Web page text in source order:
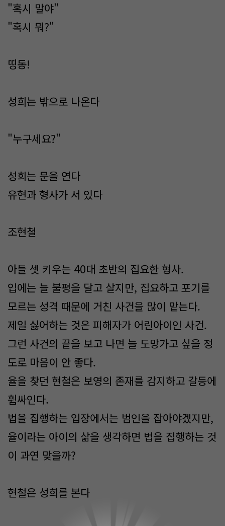
"혹시 말야"
"혹시 뭐?"
띵동!
성희는 밖으로 나온다
"누구세요?"
성희는 문을 연다
유현과 형사가 서 있다
조현철
아들 셋 키우는 40대 초반의 집요한 형사.
입에는 늘 불평을 달고 살지만, 집요하고 포기를
모르는 성격 때문에 거친 사건을 많이 맡는다.
제일 싫어하는 것은 피해자가 어린아이인 사건.
그런 사건의 끝을 보고 나면 늘 도망가고 싶을 정
도로 마음이 안 좋다.
율을 찾던 현철은 보영의 존재를 감지하고 갈등에
휩싸인다.
법을 집행하는 입장에서는 범인을 잡아야겠지만,
율이라는 아이의 삶을 생각하면 법을 집행하는 것
이 과연 맞을까?
현철은 성희를 본다